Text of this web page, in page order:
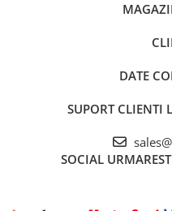
DATE
SUPORT CLIENTI
SOCIAL